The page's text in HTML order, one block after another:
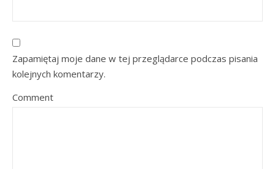
Zapamiętaj moje dane w tej przeglądarce podczas pisania
kolejnych komentarzy.
Comment